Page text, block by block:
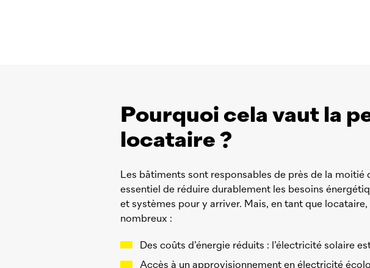
Pourquoi cela vaut la
locataire ?
Les bâtiments sont responsables de près de la moitié
essentiel de réduire durablement les besoins
et systèmes pour y arriver. Mais, en tant que
nombreux :
Des coûts d’énergie réduits : l’électricité solaire
Accès à un approvisionnement en électricité